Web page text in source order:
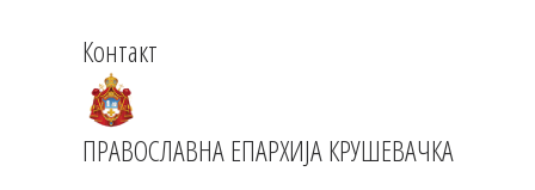
Контакт
ПРАВОСЛАВНА ЕПАРХИЈА КРУШЕВАЧКА